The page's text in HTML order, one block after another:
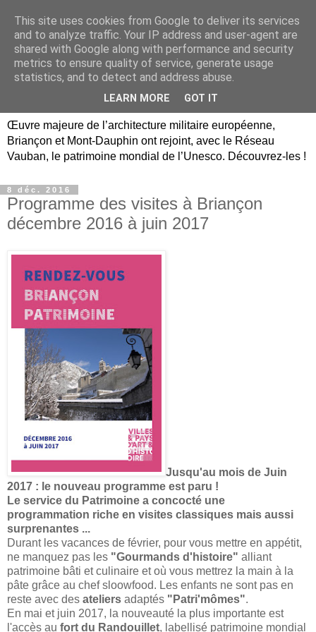
Briançon, Mont-Dauphin,
Vauban Unesco Hautes-
Œuvre majeure de l’architecture militaire européenne,
Briançon et Mont-Dauphin ont rejoint, avec le Réseau
Vauban, le patrimoine mondial de l’Unesco. Découvrez-les !
8 déc. 2016
Programme des visites à Briançon
décembre 2016 à juin 2017
Jusqu'au mois de Juin
2017 : le nouveau programme est paru !
Le service du Patrimoine a concocté une
programmation riche en visites classiques mais aussi
surprenantes ...
Durant les vacances de février, pour vous mettre en appétit,
ne manquez pas les "Gourmands d'histoire" alliant
patrimoine bâti et culinaire et où vous mettrez la main à la
pâte grâce au chef sloowfood. Les enfants ne sont pas en
reste avec des ateliers adaptés "Patri'mômes".
En mai et juin 2017, la nouveauté la plus importante est
l'accès au fort du Randouillet, labellisé patrimoine mondial
This site uses cookies from Google to deliver its services
and to analyze traffic. Your IP address and user-agent are
shared with Google along with performance and security
metrics to ensure quality of service, generate usage
statistics, and to detect and address abuse.
LEARN MORE GOT IT